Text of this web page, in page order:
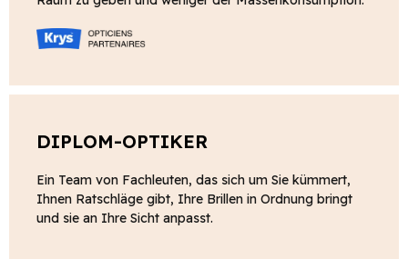
DIPLOM-OPTIKER
Ein Team von Fachleuten, das sich um Sie kümmert,
Ihnen Ratschläge gibt, Ihre Brillen in Ordnung bringt
und sie an Ihre Sicht anpasst.